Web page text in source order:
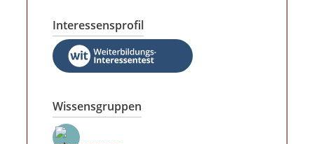
Interessensprofil
Wissensgruppen